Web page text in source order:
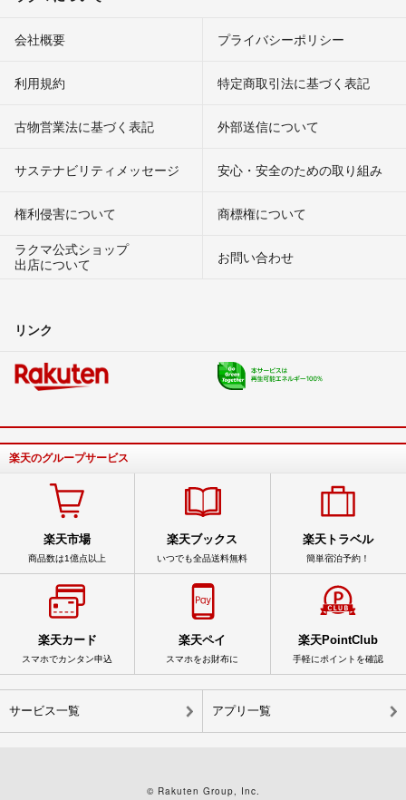
会社概要 プライバシーポリシー
利用規約 特定商取引法に基づく表記
古物営業法に基づく表記 外部送信について
サステナビリティメッセージ 安心・安全のための取り組み
権利侵害について
商標権について
ラクマ公式ショップ
出店について
お問い合わせ
リンク
楽天のグループサービス
楽天市場
商品数は1億点以上
楽天ブックス
いつでも全品送料無料
楽天トラベル
簡単宿泊予約！
楽天カード
スマホでカンタン申込
楽天ペイ
スマホをお財布に
楽天PointClub
手軽にポイントを確認
サービス一覧 アプリ一覧
© Rakuten Group, Inc.